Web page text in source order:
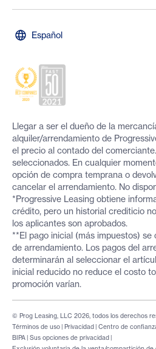
Español
Llegar a ser el dueño de la
alquiler/arrendamiento de
el precio al contado del
seleccionados. En cualquier
opción de compra temprana o
cancelar el arrendamiento. No
*Progressive Leasing obtiene
crédito, pero un historial crediticio
los aplicantes son aprobados.
**El pago inicial (más impuestos)
de arrendamiento. Los pagos del
determinarán al seleccionar el
inicial reducido no reduce el costo
promoción varían.
Términos de uso | Privacidad | Centro de
BIPA | Sus opciones de privacidad |
© Prog Leasing, LLC 2026, todos los derechos